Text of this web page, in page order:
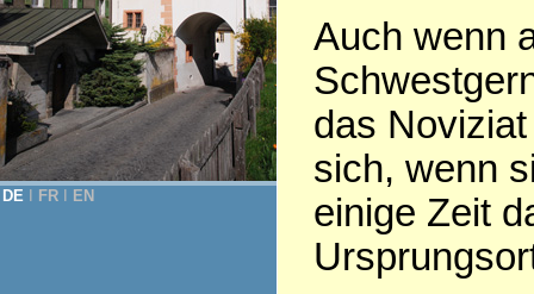
DE FR EN
Auch wenn
das
sich, wenn
einige Zeit